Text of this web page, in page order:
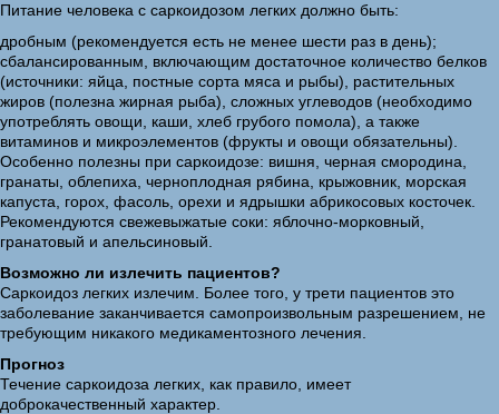
Питание человека с саркоидозом легких должно быть:
дробным (рекомендуется есть не менее шести раз в день);
сбалансированным, включающим достаточное количество белков
(источники: яйца, постные сорта мяса и рыбы), растительных
жиров (полезна жирная рыба), сложных углеводов (необходимо
употреблять овощи, каши, хлеб грубого помола), а также
витаминов и микроэлементов (фрукты и овощи обязательны).
Особенно полезны при саркоидозе: вишня, черная смородина,
гранаты, облепиха, черноплодная рябина, крыжовник, морская
капуста, горох, фасоль, орехи и ядрышки абрикосовых косточек.
Рекомендуются свежевыжатые соки: яблочно-морковный,
гранатовый и апельсиновый.
Возможно ли излечить пациентов?
Саркоидоз легких излечим. Более того, у трети пациентов это
заболевание заканчивается самопроизвольным разрешением, не
требующим никакого медикаментозного лечения.
Прогноз
Течение саркоидоза легких, как правило, имеет
доброкачественный характер.